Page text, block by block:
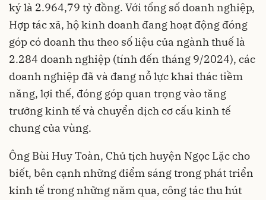
ký là 2.964,79 tỷ đồng. Với tổng số doanh nghiệp,
Hợp tác xã, hộ kinh doanh đang hoạt động đóng
góp có doanh thu theo số liệu của ngành thuế là
2.284 doanh nghiệp (tính đến tháng 9/2024), các
doanh nghiệp đã và đang nỗ lực khai thác tiềm
năng, lợi thế, đóng góp quan trọng vào tăng
trưởng kinh tế và chuyển dịch cơ cấu kinh tế
chung của vùng.
Ông Bùi Huy Toàn, Chủ tịch huyện Ngọc Lặc cho
biết, bên cạnh những điểm sáng trong phát triển
kinh tế trong những năm qua, công tác thu hút